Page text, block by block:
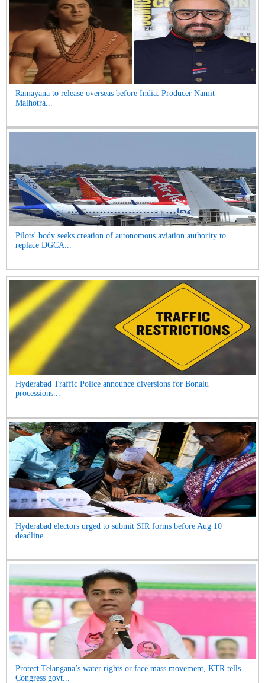
Ramayana to release overseas before India: Producer Namit
Malhotra...
Pilots' body seeks creation of autonomous aviation authority to
replace DGCA...
Hyderabad Traffic Police announce diversions for Bonalu
processions...
Hyderabad electors urged to submit SIR forms before Aug 10
deadline...
Protect Telangana’s water rights or face mass movement, KTR tells
Congress govt...